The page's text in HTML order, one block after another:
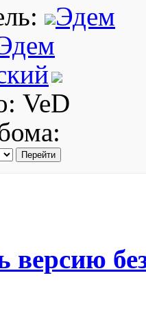
Эдем
VeD
версию